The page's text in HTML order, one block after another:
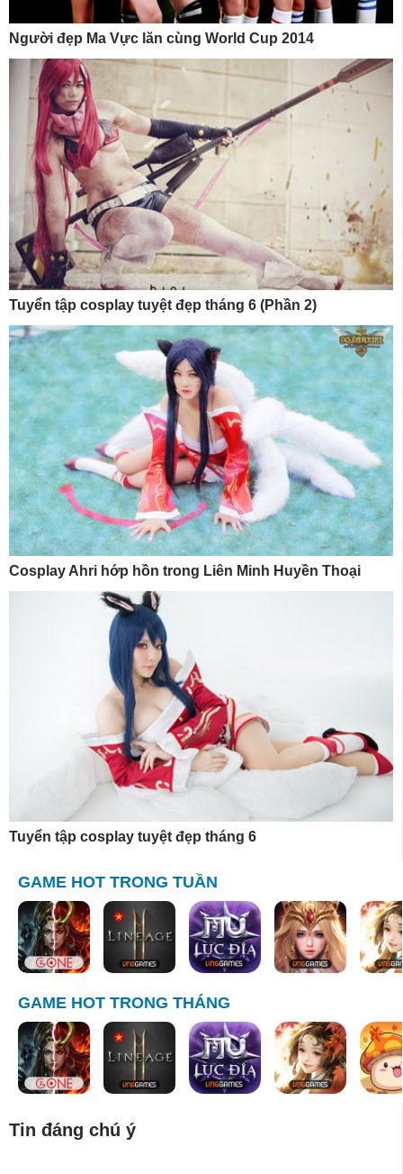
Người đẹp Ma Vực lăn cùng World Cup 2014
Tuyển tập cosplay tuyệt đẹp tháng 6 (Phần 2)
Cosplay Ahri hớp hồn trong Liên Minh Huyền Thoại
Tuyển tập cosplay tuyệt đẹp tháng 6
GAME HOT TRONG TUẦN
GAME HOT TRONG THÁNG
Tin đáng chú ý